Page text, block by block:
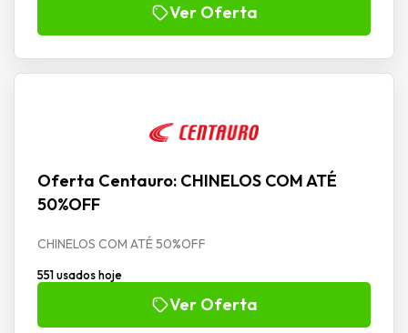
Ver Oferta
Oferta Centauro: CHINELOS COM ATÉ
50%OFF
CHINELOS COM ATÉ 50%OFF
551 usados hoje
Ver Oferta